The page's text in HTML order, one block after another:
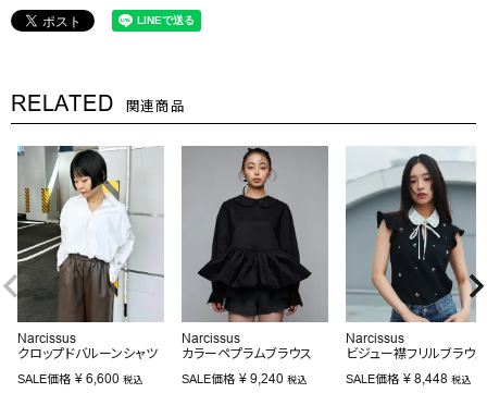
RELATED 関連商品
Narcissus
クロップドバルーンシャツ
SALE価格 ¥ 6,600 税込
Narcissus
カラーペプラムブラウス
SALE価格 ¥ 9,240 税込
Narcissus
ビジュー襟フリルブラウス
SALE価格 ¥ 8,448 税込